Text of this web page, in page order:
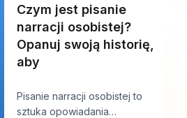
Czym jest pisanie
narracji osobistej?
Opanuj swoją historię,
aby
Pisanie narracji osobistej to
sztuka opowiadania